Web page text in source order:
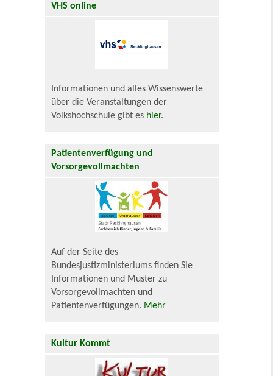
VHS online
Informationen und alles Wissenswerte
über die Veranstaltungen der
Volkshochschule gibt es hier.
Patientenverfügung und
Vorsorgevollmachten
Auf der Seite des
Bundesjustizministeriums finden Sie
Informationen und Muster zu
Vorsorgevollmachten und
Patientenverfügungen. Mehr
Kultur Kommt